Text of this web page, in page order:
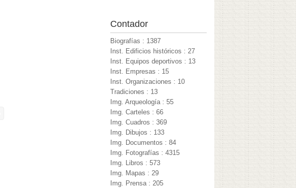
Contador
Biografías : 1387
Inst. Edificios históricos : 27
Inst. Equipos deportivos : 13
Inst. Empresas : 15
Inst. Organizaciones : 10
Tradiciones : 13
Img. Arqueología : 55
Img. Carteles : 66
Img. Cuadros : 369
Img. Dibujos : 133
Img. Documentos : 84
Img. Fotografías : 4315
Img. Libros : 573
Img. Mapas : 29
Img. Prensa : 205